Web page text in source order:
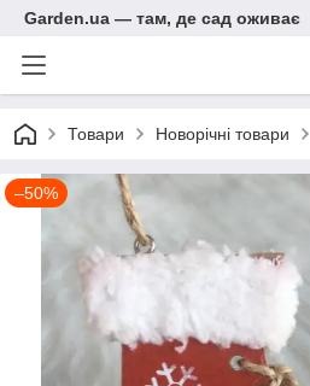
Garden.ua — там, де сад оживає
Товари Новорічні товари
–50%